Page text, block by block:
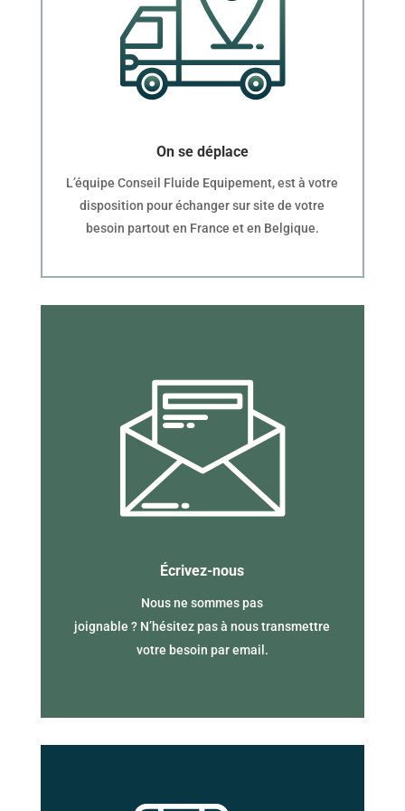
On se déplace
L’équipe Conseil Fluide Equipement, est à votre
disposition pour échanger sur site de votre
besoin partout en France et en Belgique.
Écrivez-nous
Nous ne sommes pas
joignable ? N’hésitez pas à nous transmettre
votre besoin par email.